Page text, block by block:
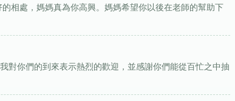
相處，媽媽真為你高興。媽媽希望你以後在老師的幫助下
對你們的到來表示熱烈的歡迎，並感謝你們能從百忙之中抽